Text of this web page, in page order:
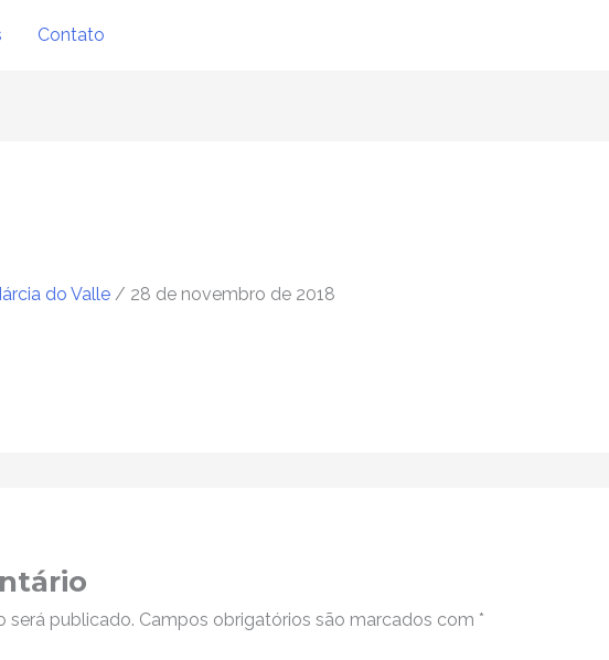
Contato
do Valle / 28 de novembro de 2018
será publicado. Campos obrigatórios são marcados com *